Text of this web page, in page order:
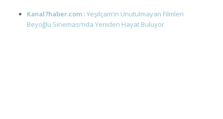
Kanal7haber.com: Yeşilçam’ın Unutulmayan Filmleri
Beyoğlu Sineması’nda Yeniden Hayat Buluyor